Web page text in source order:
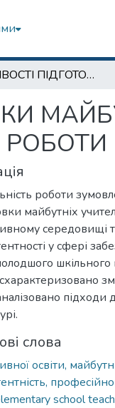
ОСОБЛИВОСТІ ПІДГОТОВКИ МАЙБУТНІХ ВЧИТЕЛІВ ПОЧАТКОВИХ КЛАСІВ ДО РОБОТИ В ІНКЛЮЗИВНОМУ ПРОСТОРІ
роботи
майбутніх
середовищі
у сфері
шкільного
підходи
слова
освіти,
school